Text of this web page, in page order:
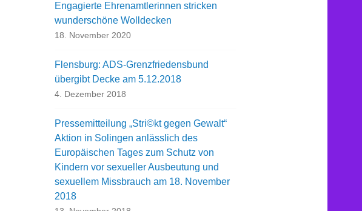
Engagierte Ehrenamtlerinnen stricken
wunderschöne Wolldecken
18. November 2020
Flensburg: ADS-Grenzfriedensbund
übergibt Decke am 5.12.2018
4. Dezember 2018
Pressemitteilung „Stri©kt gegen Gewalt“
Aktion in Solingen anlässlich des
Europäischen Tages zum Schutz von
Kindern vor sexueller Ausbeutung und
sexuellem Missbrauch am 18. November
2018